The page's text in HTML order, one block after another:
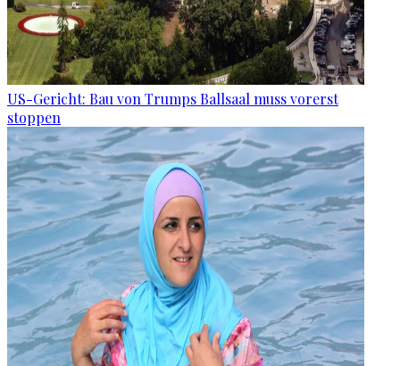
US-Gericht: Bau von Trumps Ballsaal muss vorerst
stoppen